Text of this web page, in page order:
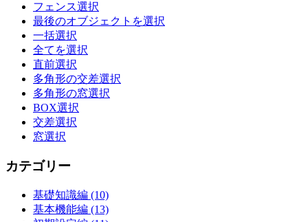
フェンス選択
最後のオブジェクトを選択
一括選択
全てを選択
直前選択
多角形の交差選択
多角形の窓選択
BOX選択
交差選択
窓選択
カテゴリー
基礎知識編 (10)
基本機能編 (13)